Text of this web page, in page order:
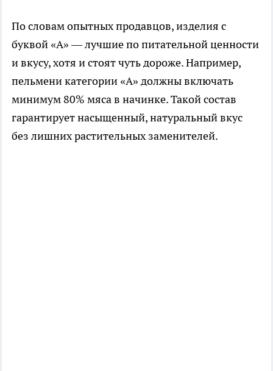
По словам опытных продавцов, изделия с
буквой «А» — лучшие по питательной ценности
и вкусу, хотя и стоят чуть дороже. Например,
пельмени категории «А» должны включать
минимум 80% мяса в начинке. Такой состав
гарантирует насыщенный, натуральный вкус
без лишних растительных заменителей.